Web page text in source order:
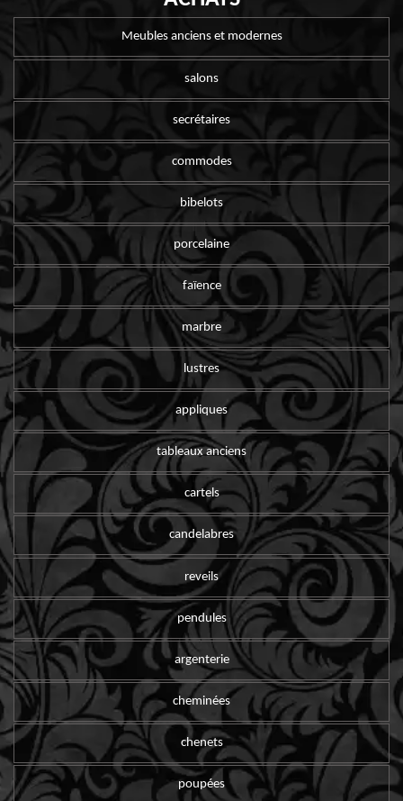
Meubles anciens et modernes
salons
secrétaires
commodes
bibelots
porcelaine
faïence
marbre
lustres
appliques
tableaux anciens
cartels
candelabres
reveils
pendules
argenterie
cheminées
chenets
poupées